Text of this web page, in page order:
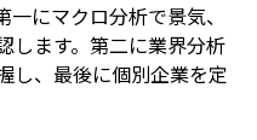
にマクロ分析で景気、
します。第二に業界分析
し、最後に個別企業を定